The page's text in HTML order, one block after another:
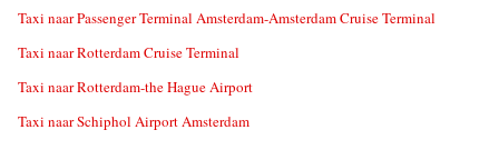
Taxi naar Passenger Terminal Amsterdam-Amsterdam Cruise Terminal
Taxi naar Rotterdam Cruise Terminal
Taxi naar Rotterdam-the Hague Airport
Taxi naar Schiphol Airport Amsterdam